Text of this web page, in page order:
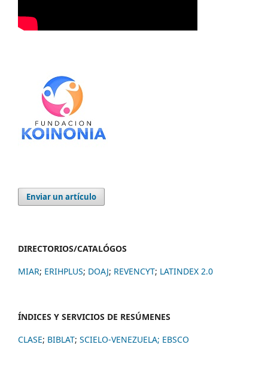
Enviar un artículo
DIRECTORIOS/CATALÓGOS
MIAR; ERIHPLUS; DOAJ; REVENCYT; LATINDEX 2.0
ÍNDICES Y SERVICIOS DE RESÚMENES
CLASE; BIBLAT; SCIELO-VENEZUELA; EBSCO